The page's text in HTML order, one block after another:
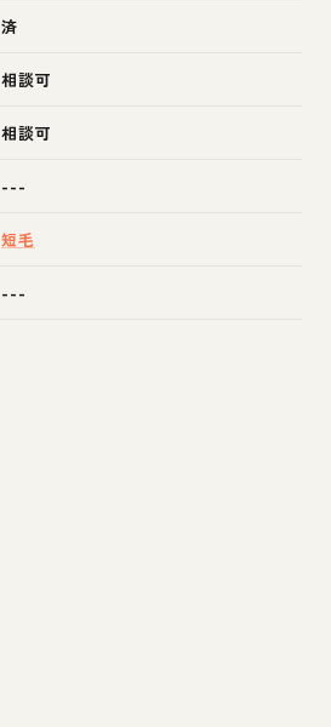
済
相談可
相談可
---
短毛
---